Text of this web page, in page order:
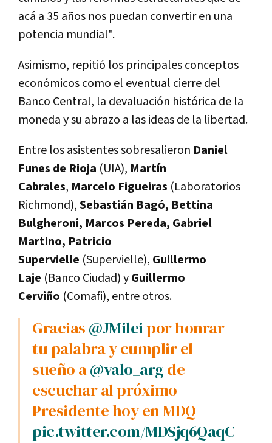
acá a 35 años nos puedan convertir en una
potencia mundial".
Asimismo, repitió los principales conceptos
económicos como el eventual cierre del
Banco Central, la devaluación histórica de la
moneda y su abrazo a las ideas de la libertad.
Entre los asistentes sobresalieron Daniel
Funes de Rioja (UIA), Martín
Cabrales, Marcelo Figueiras (Laboratorios
Richmond),Sebastián Bagó, Bettina
Bulgheroni, Marcos Pereda, Gabriel
Martino, Patricio
Supervielle (Supervielle), Guillermo
Laje (Banco Ciudad) yGuillermo
Cerviño (Comafi), entre otros.
Gracias@JMileipor honrar
tu palabra y cumplir el
sueño a@valo_argde
escuchar al próximo
Presidente hoy en MDQ
pic.twitter.com/MDSjq6QaqC